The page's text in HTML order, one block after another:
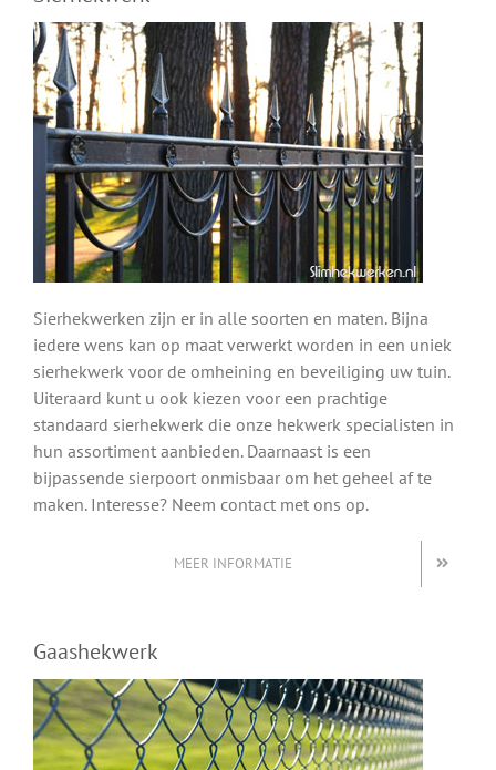
Sierhekwerken zijn er in alle soorten en maten. Bijna
iedere wens kan op maat verwerkt worden in een uniek
sierhekwerk voor de omheining en beveiliging uw tuin.
Uiteraard kunt u ook kiezen voor een prachtige
standaard sierhekwerk die onze hekwerk specialisten in
hun assortiment aanbieden. Daarnaast is een
bijpassende sierpoort onmisbaar om het geheel af te
maken. Interesse? Neem contact met ons op.
MEER INFORMATIE
Gaashekwerk